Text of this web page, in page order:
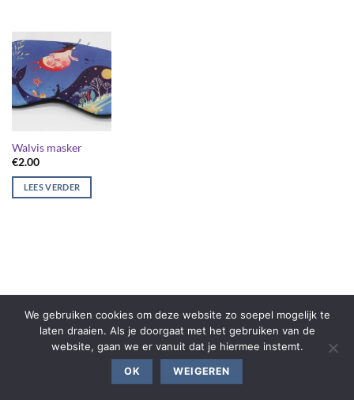
Walvis masker
€2.00
LEES VERDER
We gebruiken cookies om deze website zo soepel mogelijk te
laten draaien. Als je doorgaat met het gebruiken van de
website, gaan we er vanuit dat je hiermee instemt.
OK WEIGEREN